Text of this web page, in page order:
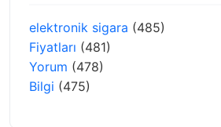
elektronik sigara (485)
Fiyatları (481)
Yorum (478)
Bilgi (475)